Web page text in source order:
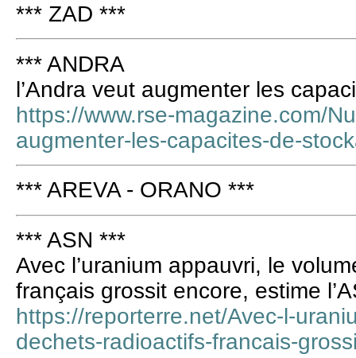
*** ZAD ***
*** ANDRA
l’Andra veut augmenter les
https://www.rse-magazine.com/
augmenter-les-capacites-de-
*** AREVA - ORANO ***
*** ASN ***
Avec l’uranium appauvri, le
français grossit encore, estime
https://reporterre.net/Avec-l-
dechets-radioactifs-francais-